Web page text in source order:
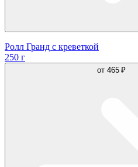
Ролл Гранд с креветкой
250 г
от 465 ₽